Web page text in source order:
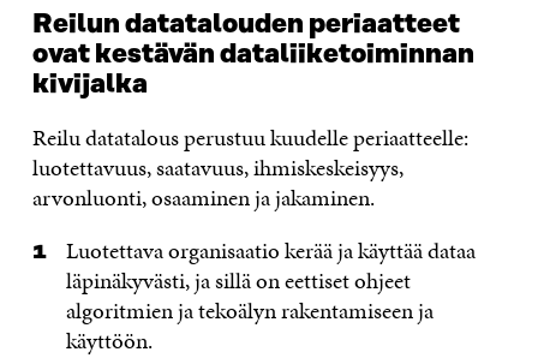
Reilun datatalouden periaatteet
ovat kestävän dataliiketoiminnan
kivijalka
Reilu datatalous perustuu kuudelle periaatteelle:
luotettavuus, saatavuus, ihmiskeskeisyys,
arvonluonti, osaaminen ja jakaminen.
Luotettava organisaatio kerää ja käyttää dataa
läpinäkyvästi, ja sillä on eettiset ohjeet
algoritmien ja tekoälyn rakentamiseen ja
käyttöön.